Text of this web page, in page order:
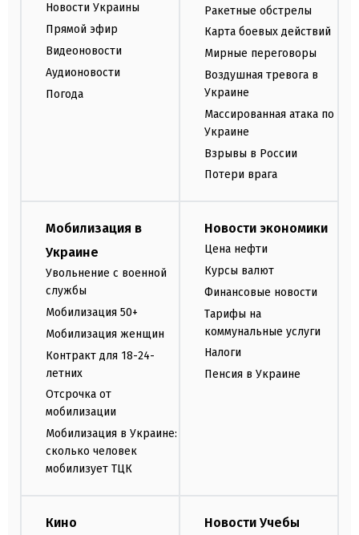
Новости Украины
Прямой эфир
Видеоновости
Аудионовости
Погода
Ракетные обстрелы
Карта боевых действий
Мирные переговоры
Воздушная тревога в
Украине
Массированная атака по
Украине
Взрывы в России
Потери врага
Мобилизация в
Украине
Увольнение с военной
службы
Мобилизация 50+
Мобилизация женщин
Контракт для 18-24-
летних
Отсрочка от
мобилизации
Мобилизация в Украине:
сколько человек
мобилизует ТЦК
Новости экономики
Цена нефти
Курсы валют
Финансовые новости
Тарифы на
коммунальные услуги
Налоги
Пенсия в Украине
Кино Новости Учебы